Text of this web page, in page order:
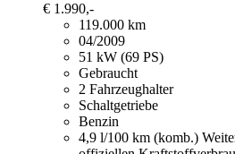
€ 1.990,-
119.000 km
04/2009
51 kW (69 PS)
Gebraucht
2 Fahrzeughalter
Schaltgetriebe
Benzin
4,9 l/100 km (komb.)